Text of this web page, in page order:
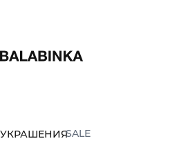
УКРАШЕНИЯSALE